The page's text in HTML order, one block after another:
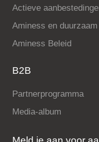
Actieve
Aminess en
Aminess Beleid
B2B
Partnerprogramma
Media-album